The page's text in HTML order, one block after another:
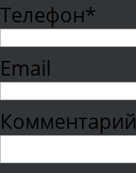
Телефон*
Email
Комментарий